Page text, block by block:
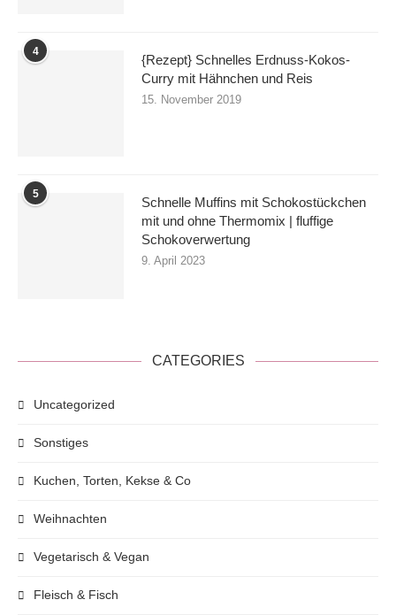
4
{Rezept} Schnelles Erdnuss-Kokos-
Curry mit Hähnchen und Reis
15. November 2019
5
Schnelle Muffins mit Schokostückchen
mit und ohne Thermomix | fluffige
Schokoverwertung
9. April 2023
CATEGORIES
Uncategorized
Sonstiges
Kuchen, Torten, Kekse & Co
Weihnachten
Vegetarisch & Vegan
Fleisch & Fisch